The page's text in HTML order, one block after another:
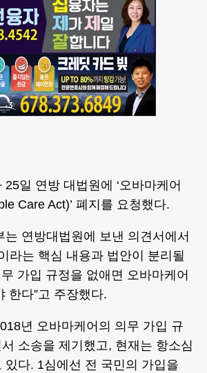
일 연방 대법원에 ‘오바마케어
Care Act)’ 폐지를 요청했다.
는 연방대법원에 보낸 의견서에서
라는 핵심 내용과 법안이 분리될
무 가입 규정을 없애면 오바마케어
한다”고 주장했다.
년 오바마케어의 의무 가입 규
소송을 제기했고, 현재는 항소심
있다. 1심에선 전 국민의 가입을